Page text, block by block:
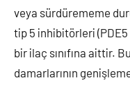
veya sürdürememe
tip 5 inhibitörleri
bir ilaç sınıfına aittir.
damarlarının